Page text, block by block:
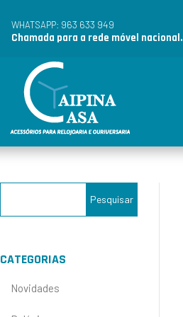
WHATSAPP: 963 633 949
Chamada para a rede móvel nacional.
CATEGORIAS
Novidades